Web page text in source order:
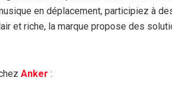
en déplacement, participiez à
et riche, la marque propose des
Anker :